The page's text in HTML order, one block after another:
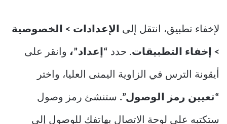
لإخفاء تطبيق، انتقل إلى الإعدادات > الخصوصية
> إخفاء التطبيقات. حدد “إعداد”، وانقر على
أيقونة الترس في الزاوية اليمنى العليا، واختر
“تعيين رمز الوصول”. ستنشئ رمز وصول
ستكتبه على لوحة الاتصال بهاتفك للوصول إلى